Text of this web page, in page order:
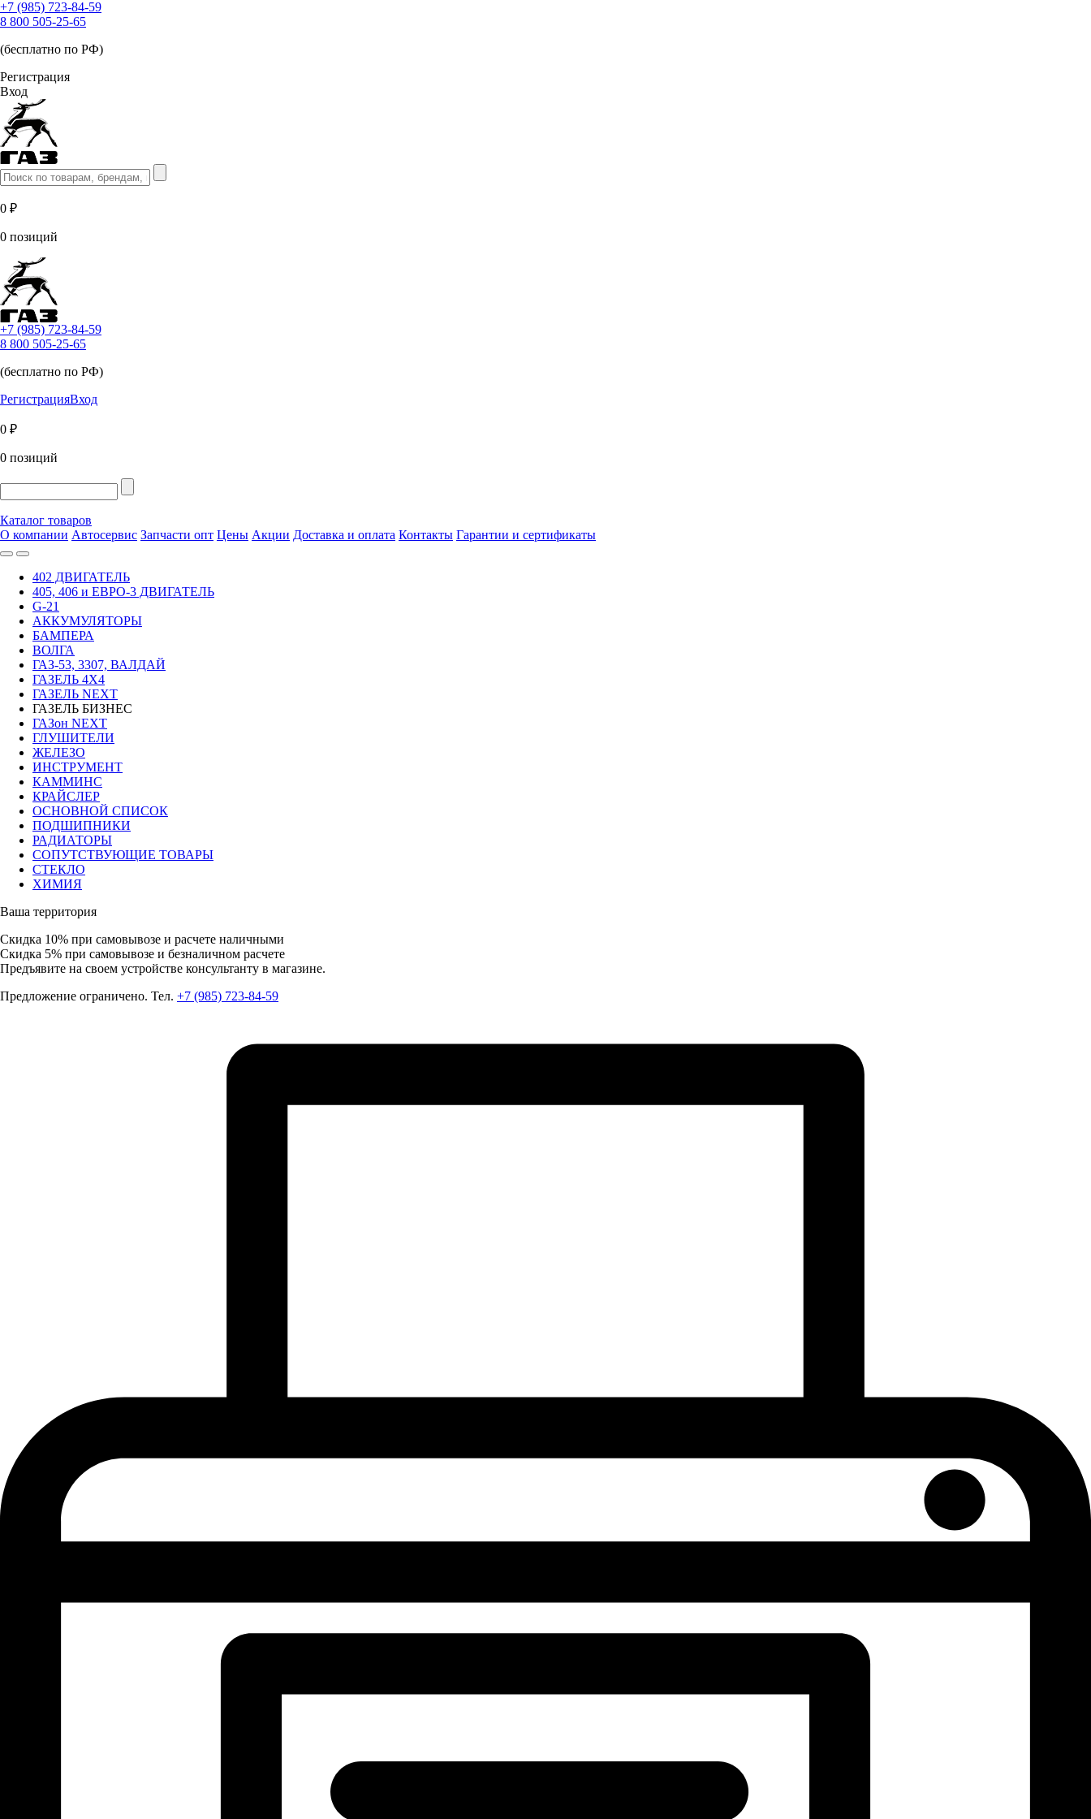
+7 (985) 723-84-59
8 800 505-25-65
(бесплатно по РФ)
Регистрация
Вход
0 ₽
0 позиций
+7 (985) 723-84-59
8 800 505-25-65
(бесплатно по РФ)
РегистрацияВход
0 ₽
0 позиций
Каталог товаров
О компании Автосервис Запчасти опт Цены Акции Доставка и оплата Контакты Гарантии и сертификаты
402 ДВИГАТЕЛЬ
405, 406 и ЕВРО-3 ДВИГАТЕЛЬ
G-21
АККУМУЛЯТОРЫ
БАМПЕРА
ВОЛГА
ГАЗ-53, 3307, ВАЛДАЙ
ГАЗЕЛЬ 4Х4
ГАЗЕЛЬ NEXT
ГАЗЕЛЬ БИЗНЕС
ГАЗон NEXT
ГЛУШИТЕЛИ
ЖЕЛЕЗО
ИНСТРУМЕНТ
КАММИНС
КРАЙСЛЕР
ОСНОВНОЙ СПИСОК
ПОДШИПНИКИ
РАДИАТОРЫ
СОПУТСТВУЮЩИЕ ТОВАРЫ
СТЕКЛО
ХИМИЯ
Ваша территория
Скидка 10% при самовывозе и расчете наличными
Скидка 5% при самовывозе и безналичном расчете
Предъявите на своем устройстве консультанту в магазине.
Предложение ограничено. Тел. +7 (985) 723-84-59